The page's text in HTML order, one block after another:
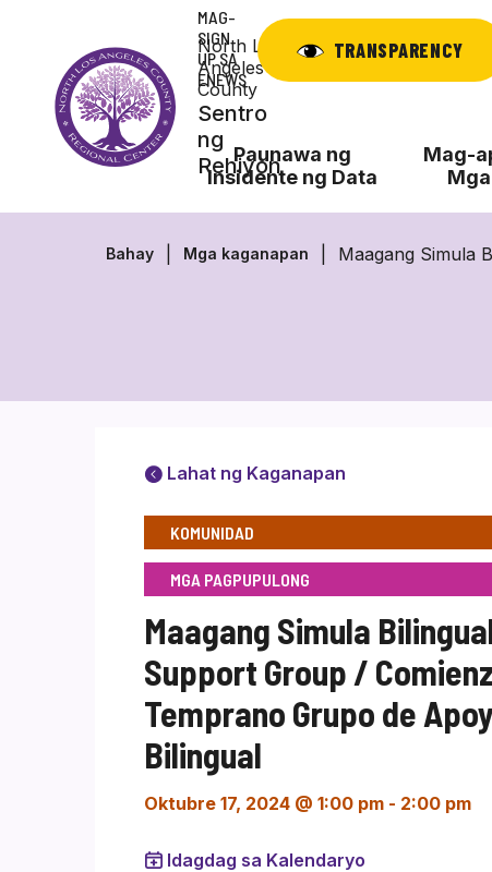
nilalaman
North Los
Angeles
County
Sentro
ng
Rehiyon
MAG-
SIGN
UP SA
ENEWS
TRANSPARENCY
Paunawa ng
Insidente ng Data
Mag-
Bahay Mga kaganapan Maagang Simula
Lahat ng Kaganapan
KOMUNIDAD
MGA PAGPUPULONG
Maagang Simula
Support Group /
Temprano Grupo de
Bilingual
Oktubre 17, 2024 @ 1:00 pm - 2:00 pm
Idagdag sa Kalendaryo